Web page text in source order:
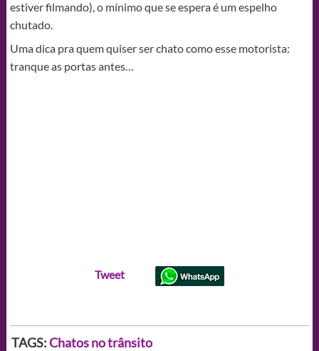
estiver filmando), o mínimo que se espera é um espelho
chutado.
Uma dica pra quem quiser ser chato como esse motorista:
tranque as portas antes…
Tweet
TAGS:Chatos no trânsito